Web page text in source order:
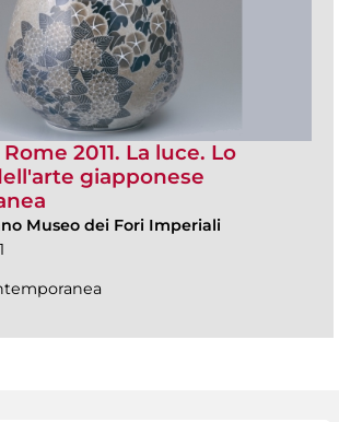
2011. La luce. Lo
giapponese
Museo dei Fori Imperiali